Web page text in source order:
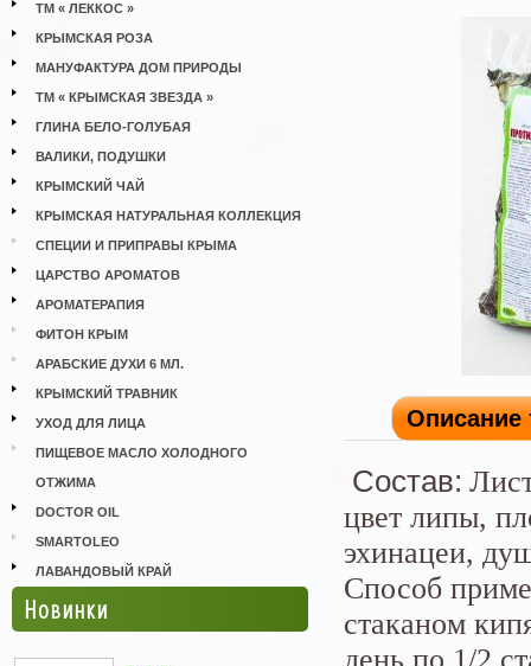
ТМ « ЛЕККОС »
КРЫМСКАЯ РОЗА
МАНУФАКТУРА ДОМ ПРИРОДЫ
ТМ « КРЫМСКАЯ ЗВЕЗДА »
ГЛИНА БЕЛО-ГОЛУБАЯ
ВАЛИКИ, ПОДУШКИ
КРЫМСКИЙ ЧАЙ
КРЫМСКАЯ НАТУРАЛЬНАЯ КОЛЛЕКЦИЯ
СПЕЦИИ И ПРИПРАВЫ КРЫМА
ЦАРСТВО АРОМАТОВ
АРОМАТЕРАПИЯ
ФИТОН КРЫМ
АРАБСКИЕ ДУХИ 6 МЛ.
КРЫМСКИЙ ТРАВНИК
УХОД ДЛЯ ЛИЦА
ПИЩЕВОЕ МАСЛО ХОЛОДНОГО
ОТЖИМА
DOCTOR OIL
SMARTOLEO
ЛАВАНДОВЫЙ КРАЙ
Новинки
Описание
Состав:
цвет липы,
эхинацеи,
Способ
стаканом